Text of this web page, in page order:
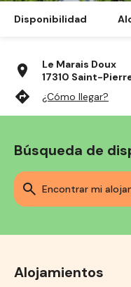
Disponibilidad
location_on
Le Marais Doux
17310 Saint-
directions ¿Cómo llegar?
Búsqueda de
encontrar mi
Alojamientos